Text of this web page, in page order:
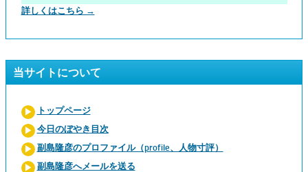
詳しくはこちら →
当サイトについて
トップページ
今日のぼやき目次
副島隆彦のプロファイル（profile、人物寸評）
副島隆彦へメールを送る